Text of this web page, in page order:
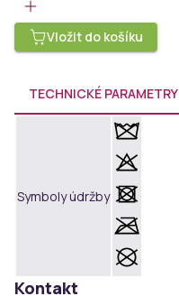
Vložit do košíku
TECHNICKÉ PARAMETRY
Symboly údržby
Kontakt